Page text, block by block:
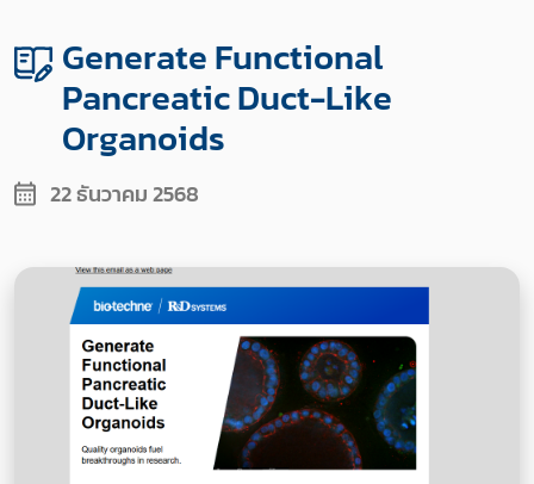
Generate Functional
Pancreatic Duct-Like
Organoids
22 ธันวาคม 2568